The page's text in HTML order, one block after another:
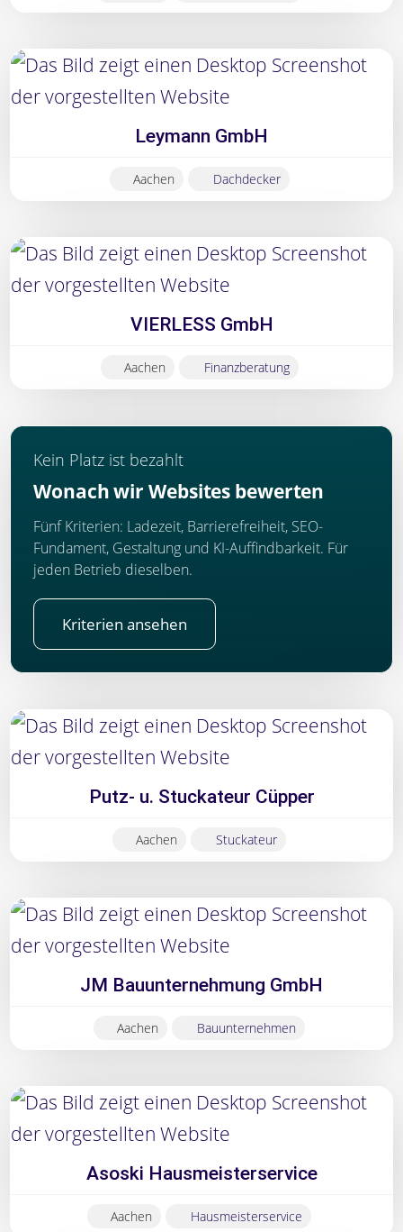
Leymann GmbH
Aachen Dachdecker
VIERLESS GmbH
Aachen Finanzberatung
Kein Platz ist bezahlt
Wonach wir Websites bewerten
Fünf Kriterien: Ladezeit, Barrierefreiheit, SEO-
Fundament, Gestaltung und KI-Auffindbarkeit. Für
jeden Betrieb dieselben.
Kriterien ansehen
Putz- u. Stuckateur Cüpper
Aachen Stuckateur
JM Bauunternehmung GmbH
Aachen Bauunternehmen
Asoski Hausmeisterservice
Aachen Hausmeisterservice